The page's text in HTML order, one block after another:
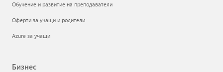
Обучение и развитие на преподаватели
Оферти за учащи и родители
Azure за учащи
Бизнес